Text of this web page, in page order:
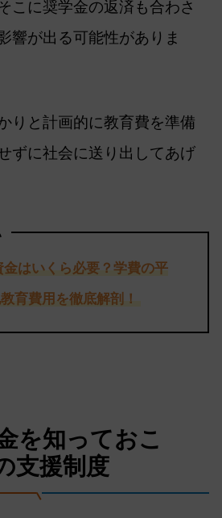
こに奨学金の返済も合わさ
響が出る可能性がありま
りと計画的に教育費を準備
ずに社会に送り出してあげ
はいくら必要？学費の平
育費用を徹底解剖！
を知っておこ
支援制度